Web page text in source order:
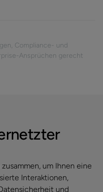
Compliance- und
Ansprüchen gerecht
um Ihnen eine
Interaktionen,
und